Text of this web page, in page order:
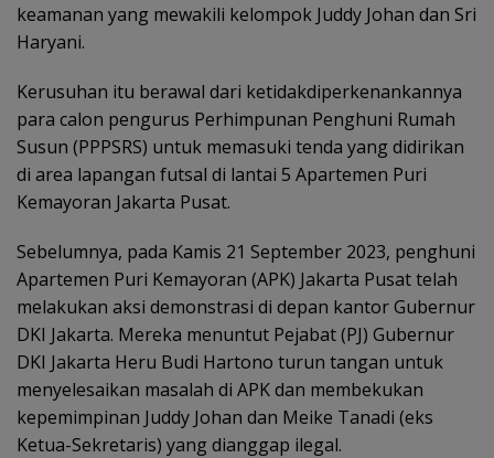
keamanan yang mewakili kelompok Juddy Johan dan Sri
Haryani.
Kerusuhan itu berawal dari ketidakdiperkenankannya
para calon pengurus Perhimpunan Penghuni Rumah
Susun (PPPSRS) untuk memasuki tenda yang didirikan
di area lapangan futsal di lantai 5 Apartemen Puri
Kemayoran Jakarta Pusat.
Sebelumnya, pada Kamis 21 September 2023, penghuni
Apartemen Puri Kemayoran (APK) Jakarta Pusat telah
melakukan aksi demonstrasi di depan kantor Gubernur
DKI Jakarta. Mereka menuntut Pejabat (PJ) Gubernur
DKI Jakarta Heru Budi Hartono turun tangan untuk
menyelesaikan masalah di APK dan membekukan
kepemimpinan Juddy Johan dan Meike Tanadi (eks
Ketua-Sekretaris) yang dianggap ilegal.